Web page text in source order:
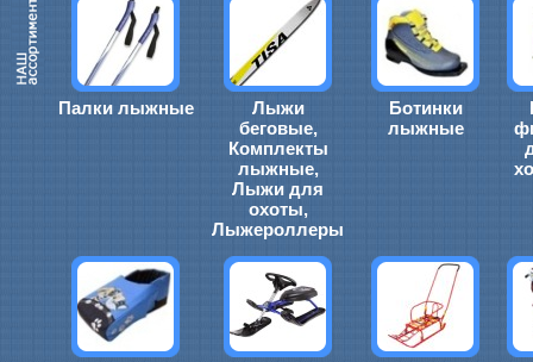
Палки лыжные
Лыжи
беговые,
Комплекты
лыжные,
Лыжи для
охоты,
Лыжероллеры
Ботинки
лыжные